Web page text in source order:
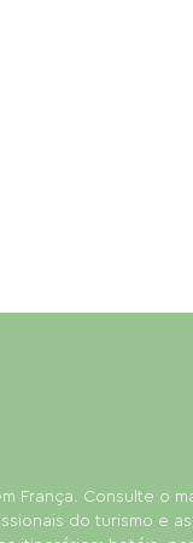
França. Consulte o
do turismo e as